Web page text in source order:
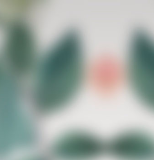
ROSEBLOOD